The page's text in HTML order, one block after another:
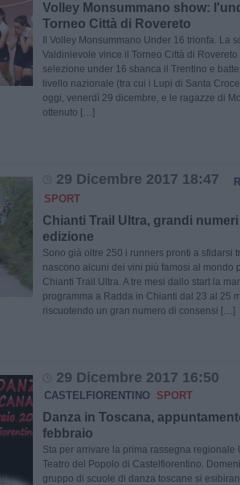
Volley Monsummano show:
Torneo Città di Rovereto
Il Volley Monsummano Under 16 trionfa. La
Valdinievole vince il Torneo Città di
selezione under 16 sbanca il Trentino e
livello nazionale (tra cui i Lupi di Santa
oggi, venerdì 29 dicembre, e le ragazze di
ottenuto […]
29 Dicembre 2017 18:47
SPORT
Chianti Trail Ultra, grandi
edizione
Sono già oltre 250 i runners pronti a sfidarsi
nascono alcuni dei vini più famosi al mondo
Chianti Trail Ultra. A tre mesi dallo start la
programma a Radda in Chianti dal 23 al 25
riscuotendo un gran numero di consensi […]
29 Dicembre 2017 16:50
CASTELFIORENTINO SPORT
Danza in Toscana,
febbraio
Sta per arrivare la prima rassegna regionale
Teatro del Popolo di Castelfiorentino.
gruppo di scuole di danza toscane si